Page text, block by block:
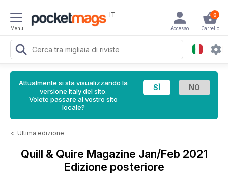
Menu
IT 0
Carrello
Accesso
Attualmente si sta visualizzando la
versione Italy del sito.
Volete passare al vostro sito
locale?
< Ultima edizione
Quill & Quire Magazine Jan/Feb 2021
Edizione posteriore